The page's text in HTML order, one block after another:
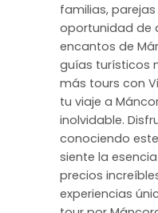
familias,
oportunidad de
encantos de
guías turísticos
más tours con
tu viaje a
inolvidable.
conociendo
siente la
precios
experiencias